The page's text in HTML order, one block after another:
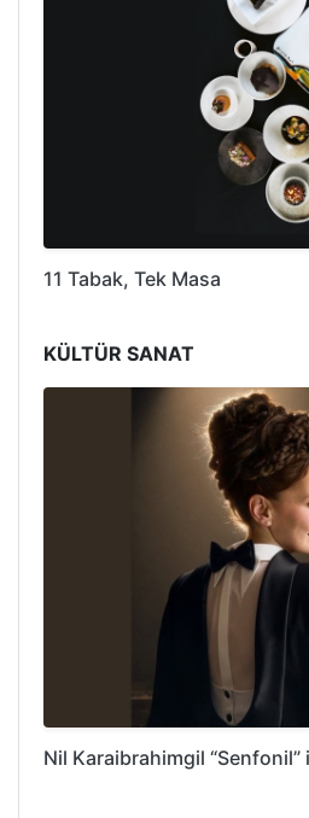
11 Tabak, Tek Masa
KÜLTÜR SANAT
Nil Karaibrahimgil